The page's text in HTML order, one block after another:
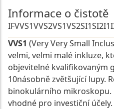
Informace o čistotě
IFVVS1VVS2VS1VS2SI1SI2I1
VVS1 (Very Very Small
velmi, velmi malé inkluze,
objevitelné kvalifikovaným
10násobně zvětšující lupy.
binokulárního mikroskopu.
vhodné pro investiční účely.